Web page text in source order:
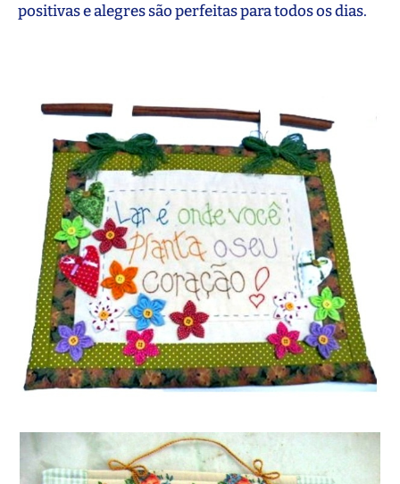
positivas e alegres são perfeitas para todos os dias.